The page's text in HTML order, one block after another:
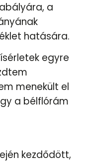
a
hatására.
egyre
menekült el
a bélflórám
kezdődött,